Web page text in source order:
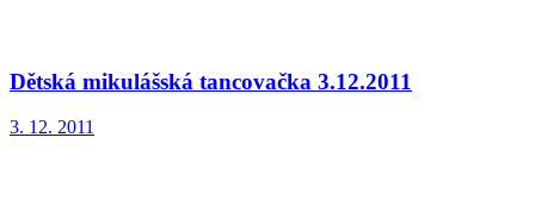
Dětská mikulášská tancovačka 3.12.2011
3. 12. 2011